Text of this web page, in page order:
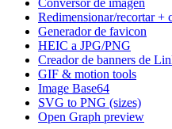
Conversor de imagen
Redimensionar/recortar +
Generador de favicon
HEIC a JPG/PNG
Creador de banners de
GIF & motion tools
Image Base64
SVG to PNG (sizes)
Open Graph preview